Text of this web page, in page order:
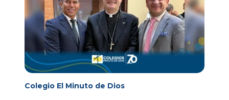
Colegio El Minuto de Dios